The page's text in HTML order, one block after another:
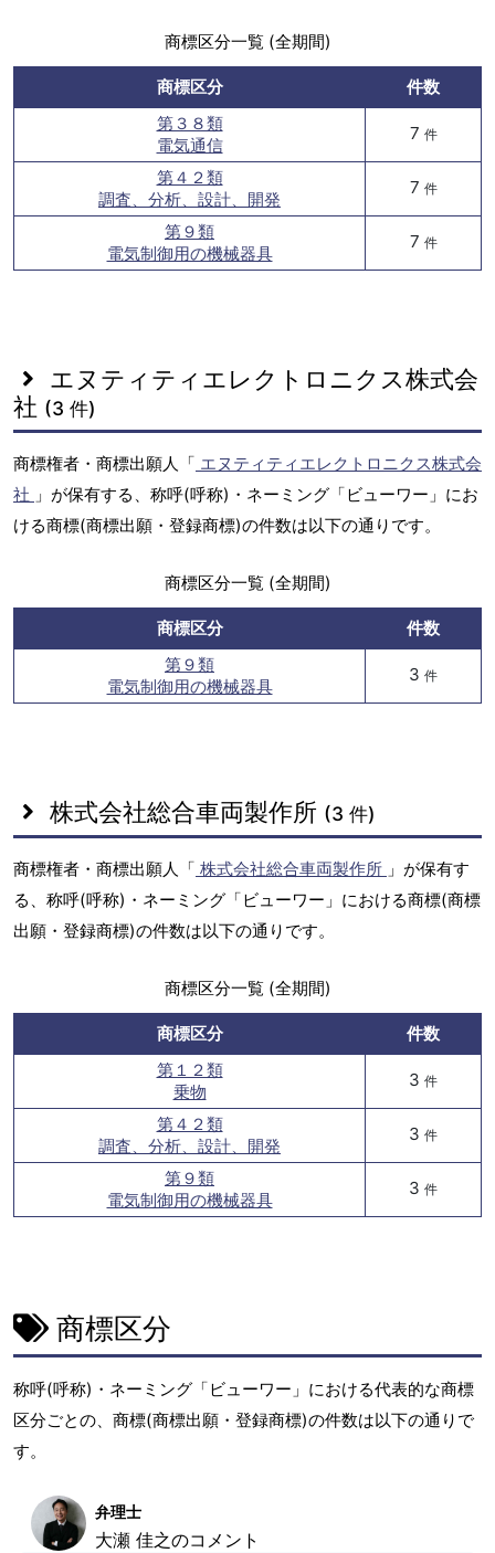
商標区分一覧 (全期間)
商標区分
件数
第３８類
電気通信
7 件
第４２類
調査、分析、設計、開発
7 件
第９類
電気制御用の機械器具
7 件
エヌティティエレクトロニクス株式会
社 (3 件)
商標権者・商標出願人「 エヌティティエレクトロニクス株式会
社 」が保有する、称呼(呼称)・ネーミング「ビューワー」にお
ける商標(商標出願・登録商標)の件数は以下の通りです。
商標区分一覧 (全期間)
商標区分
件数
第９類
電気制御用の機械器具
3 件
株式会社総合車両製作所 (3 件)
商標権者・商標出願人「 株式会社総合車両製作所 」が保有す
る、称呼(呼称)・ネーミング「ビューワー」における商標(商標
出願・登録商標)の件数は以下の通りです。
商標区分一覧 (全期間)
商標区分
件数
第１２類
乗物
3 件
第４２類
調査、分析、設計、開発
3 件
第９類
電気制御用の機械器具
3 件
商標区分
称呼(呼称)・ネーミング「ビューワー」における代表的な商標
区分ごとの、商標(商標出願・登録商標)の件数は以下の通りで
す。
弁理士
大瀬 佳之のコメント